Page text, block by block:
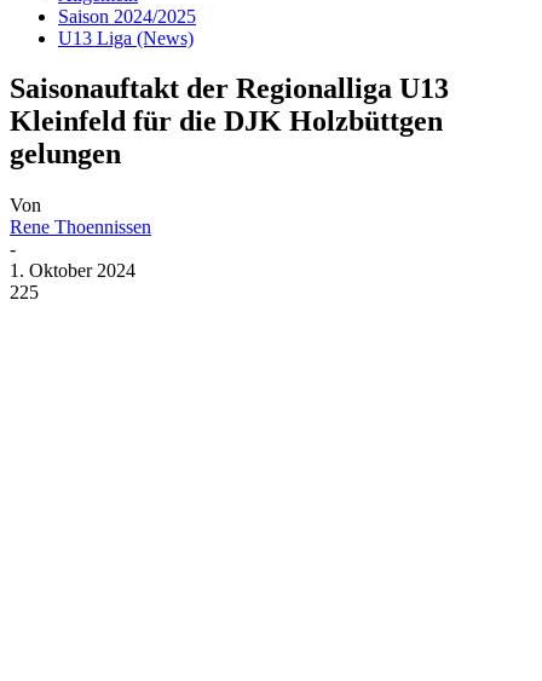
Saison 2024/2025
U13 Liga (News)
Saisonauftakt der Regionalliga U13
Kleinfeld für die DJK Holzbüttgen
gelungen
Von
Rene Thoennissen
-
1. Oktober 2024
225